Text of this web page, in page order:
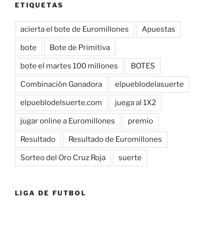
ETIQUETAS
acierta el bote de Euromillones Apuestas
bote Bote de Primitiva
bote el martes 100 millones BOTES
Combinación Ganadora elpueblodelasuerte
elpueblodelsuerte.com juega al 1X2
jugar online a Euromillones premio
Resultado Resultado de Euromillones
Sorteo del Oro Cruz Roja suerte
LIGA DE FUTBOL